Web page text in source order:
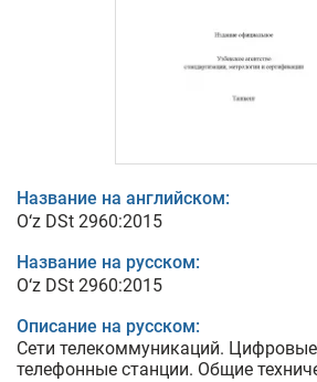
Название на английском:
O‘z DSt 2960:2015
Название на русском:
O‘z DSt 2960:2015
Описание на русском:
Сети телекоммуникаций.
телефонные станции. Общие